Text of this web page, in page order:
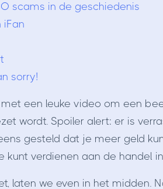
scams in de geschiedenis
iFan
sorry!
een leuke video om een
wordt. Spoiler alert: er is
gesteld dat je meer geld
verdienen aan de handel
laten we even in het midden.